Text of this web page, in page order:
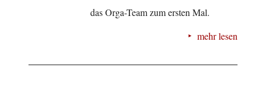
das Orga-Team zum ersten Mal.
mehr lesen